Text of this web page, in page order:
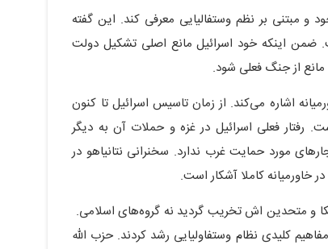
مبتنی بر نظم وستفالیایی معرفی کند. این گفته
ضمن اینکه خود اسرائیل مانع اصلی تشکیل دولت
از جنگ فعلی شود.
اشاره می‌کند. از زمان تاسیس اسرائیل تا کنون
است. رفتار فعلی اسرائیل در غزه و حملات آن به دیگر
مورد حمایت غرب ندارد. سخنرانی نتانیاهو در
خاورمیانه کاملا آشکار است.
و متحدین اش تخریب گردید نه گروه‌های اسلامی.
کلیدی نظام وستفاولیایی رشد کردند. حزب الله